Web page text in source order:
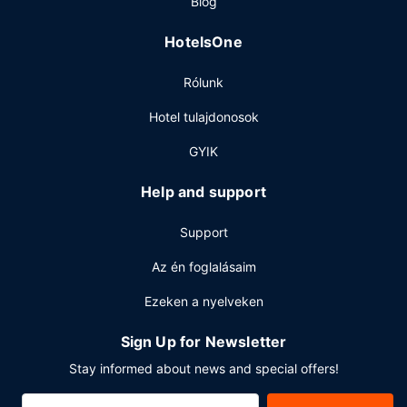
televízió a közös helyiségekben és piknikező hely.
vendégeket 6:00 és 9:00 között, hétvégente pedig 6:00
gyorsított kijelentkezési lehetőség és 24 órában nyitva
tartó recepció is igénybe vehető. Az autóval érkező
HotelsOne
Rólunk
Hotel tulajdonosok
GYIK
Help and support
Support
Az én foglalásaim
Ezeken a nyelveken
Sign Up for Newsletter
Stay informed about news and special offers!